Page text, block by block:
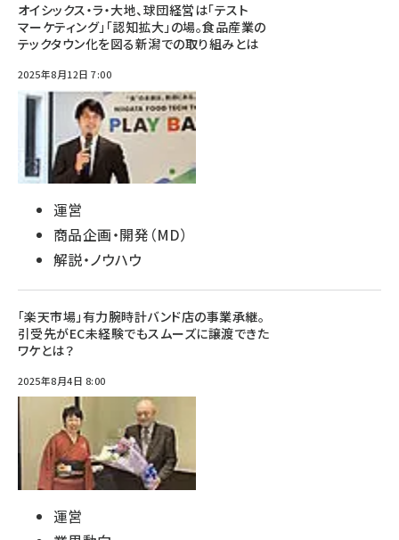
オイシックス・ラ・大地、球団経営は「テスト
マーケティング」「認知拡大」の場。食品産業の
テックタウン化を図る新潟での取り組みとは
2025年8月12日 7:00
運営
商品企画・開発（MD）
解説・ノウハウ
「楽天市場」有力腕時計バンド店の事業承継。
引受先がEC未経験でもスムーズに譲渡できた
ワケとは？
2025年8月4日 8:00
運営